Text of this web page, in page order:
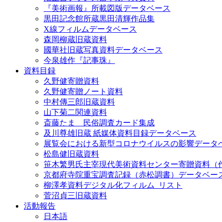
『美術画報』所載図版データベース
黒田記念館所蔵黒田清輝作品集
X線フィルムデータベース
森岡柳蔵旧蔵資料
國華社旧蔵写真資料データベース
今泉雄作『記事珠』
資料目録
久野健寄贈資料
久野健寄贈ノート資料
中村傳三郎旧蔵資料
山下菊二関連資料
斎藤たま 民俗調査カード集成
及川尊雄旧蔵 紙媒体資料目録データベース
展覧会における新型コロナウイルスの影響データ
松島健旧蔵資料
笹木繁男氏主宰現代美術資料センター寄贈資料（
京都府寺院重宝調査記録（赤松調書）データベー
柳澤孝資料デジタル化フィルム_リスト
菅沼貞三旧蔵資料
活動報告
日本語